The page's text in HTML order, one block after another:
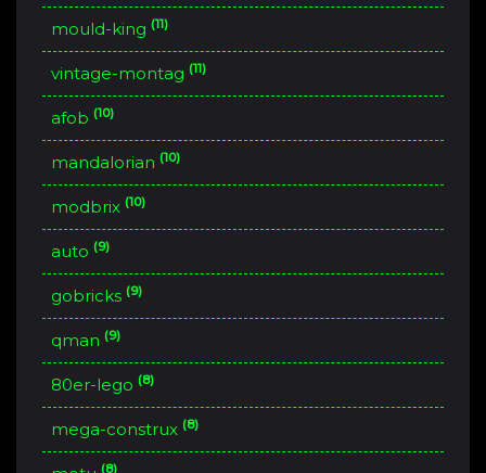
mould-king (11)
vintage-montag (11)
afob (10)
mandalorian (10)
modbrix (10)
auto (9)
gobricks (9)
qman (9)
80er-lego (8)
mega-construx (8)
(8)